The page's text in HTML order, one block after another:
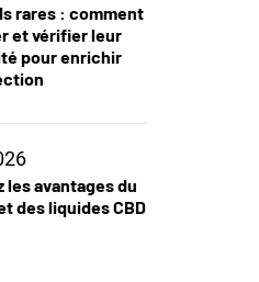
rares : comment
et vérifier leur
pour enrichir
les avantages du
des liquides CBD